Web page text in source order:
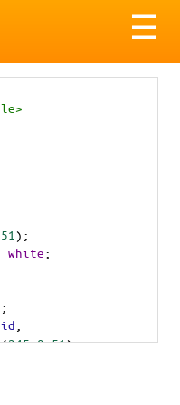
☰
>
51 );
white;
;
;
(245,0,51);